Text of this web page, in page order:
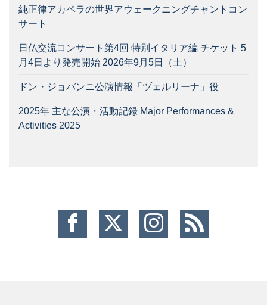
純正律アカペラの世界アウェークニングチャントコン
サート
日仏交流コンサート第4回 特別イタリア編 チケット 5
月4日より発売開始 2026年9月5日（土）
ドン・ジョバンニ公演情報「ヅェルリーナ」役
2025年 主な公演・活動記録 Major Performances &
Activities 2025